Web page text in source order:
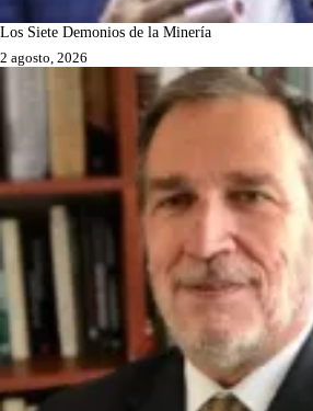
Los Siete Demonios de la Minería
2 agosto, 2026